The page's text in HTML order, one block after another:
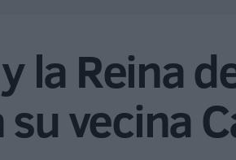
la Reina
vecina